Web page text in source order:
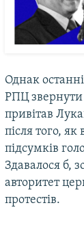
Однак
РПЦ звернути
привітав
після того,
підсумків
Здавалося б,
авторитет
протестів.